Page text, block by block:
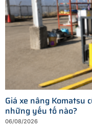
Giá xe nâng Komatsu
những yếu tố nào?
06/08/2026